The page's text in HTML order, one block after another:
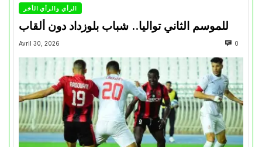
الرأي والرأي الأخر
للموسم الثاني تواليا.. شباب بلوزداد دون ألقاب
Avril 30, 2026 0